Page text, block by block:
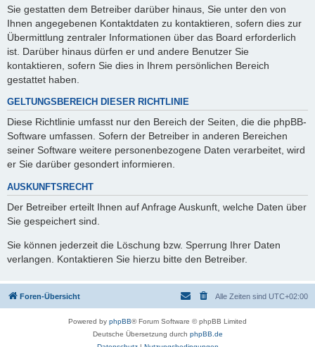
Sie gestatten dem Betreiber darüber hinaus, Sie unter den von
Ihnen angegebenen Kontaktdaten zu kontaktieren, sofern dies zur
Übermittlung zentraler Informationen über das Board erforderlich
ist. Darüber hinaus dürfen er und andere Benutzer Sie
kontaktieren, sofern Sie dies in Ihrem persönlichen Bereich
gestattet haben.
GELTUNGSBEREICH DIESER RICHTLINIE
Diese Richtlinie umfasst nur den Bereich der Seiten, die die phpBB-
Software umfassen. Sofern der Betreiber in anderen Bereichen
seiner Software weitere personenbezogene Daten verarbeitet, wird
er Sie darüber gesondert informieren.
AUSKUNFTSRECHT
Der Betreiber erteilt Ihnen auf Anfrage Auskunft, welche Daten über
Sie gespeichert sind.
Sie können jederzeit die Löschung bzw. Sperrung Ihrer Daten
verlangen. Kontaktieren Sie hierzu bitte den Betreiber.
Foren-Übersicht Alle Zeiten sind UTC+02:00
Powered by phpBB® Forum Software © phpBB Limited
Deutsche Übersetzung durch phpBB.de